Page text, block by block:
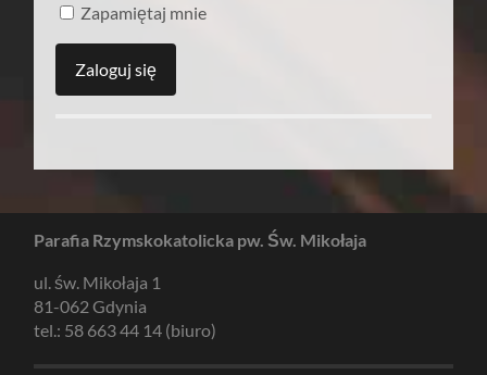
Zapamiętaj mnie
Parafia Rzymskokatolicka pw. Św. Mikołaja
ul. św. Mikołaja 1
81-062 Gdynia
tel.: 58 663 44 14 (biuro)